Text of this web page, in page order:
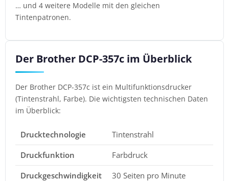
… und 4 weitere Modelle mit den gleichen
Tintenpatronen.
Der Brother DCP-357c im Überblick
Der Brother DCP-357c ist ein Multifunktionsdrucker
(Tintenstrahl, Farbe). Die wichtigsten technischen Daten
im Überblick:
Drucktechnologie
Tintenstrahl
Druckfunktion
Farbdruck
Druckgeschwindigkeit
30 Seiten pro Minute